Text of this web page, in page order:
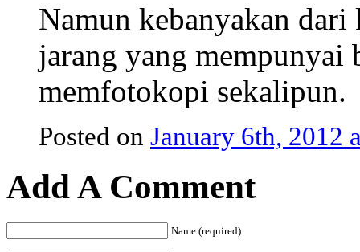
Namun kebanyakan
jarang yang
memfotokopi sekalipun.
Posted on January 6th, 2012
Add A Comment
Name (required)